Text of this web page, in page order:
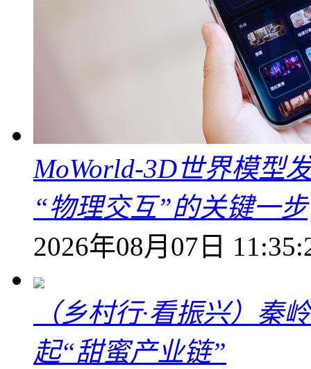
MoWorld-3D世界模型
“物理交互”的关键一步
2026年08月07日
（乡村行·看振兴）秦
起“甜蜜产业链”